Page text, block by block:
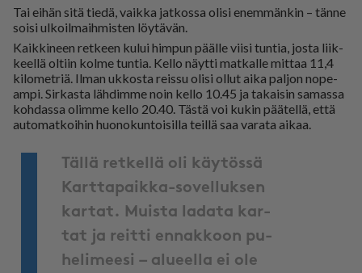
Tai ei­hän sitä tie­dä, vaik­ka jat­kos­sa oli­si enem­män­kin – tän­ne
soi­si ul­koil­maih­mis­ten löy­tä­vän.
Kaik­ki­neen ret­keen ku­lui him­pun pääl­le vii­si tun­tia, jos­ta liik­
keel­lä ol­tiin kol­me tun­tia. Kel­lo näyt­ti mat­kal­le mit­taa 11,4
ki­lo­met­riä. Il­man uk­kos­ta reis­su oli­si ol­lut ai­ka pal­jon no­pe­
am­pi. Sir­kas­ta läh­dim­me noin kel­lo 10.45 ja ta­kai­sin sa­mas­sa
koh­das­sa olim­me kel­lo 20.40. Täs­tä voi ku­kin pää­tel­lä, et­tä
au­to­mat­koi­hin huo­no­kun­toi­sil­la teil­lä saa va­ra­ta ai­kaa.
Täl­lä ret­kel­lä oli käy­tös­sä
Kart­ta­paik­ka-so­vel­luk­sen
kar­tat. Muis­ta la­da­ta kar­
tat ja reit­ti en­nak­koon pu­
he­li­mee­si – alu­eel­la ei ole